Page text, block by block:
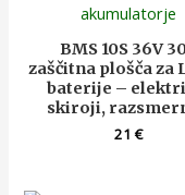
BMS 10S 36V
zaščitna plošča za
baterije –
skiroji,
21€